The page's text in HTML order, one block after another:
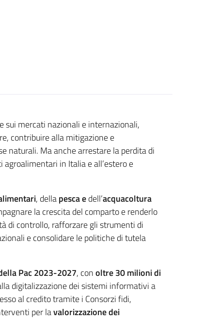
sui mercati nazionali e internazionali,
contribuire alla mitigazione e
naturali. Ma anche arrestare la perdita di
in Italia e all’estero e
, dellapesca edell’acquacoltura
la crescita del comparto e renderlo
di controllo, rafforzare gli strumenti di
e consolidare le politiche di tutela
Pac 2023-2027, conoltre 30 milioni di
digitalizzazione dei sistemi informativi a
al credito tramite i Consorzi fidi,
per lavalorizzazione dei